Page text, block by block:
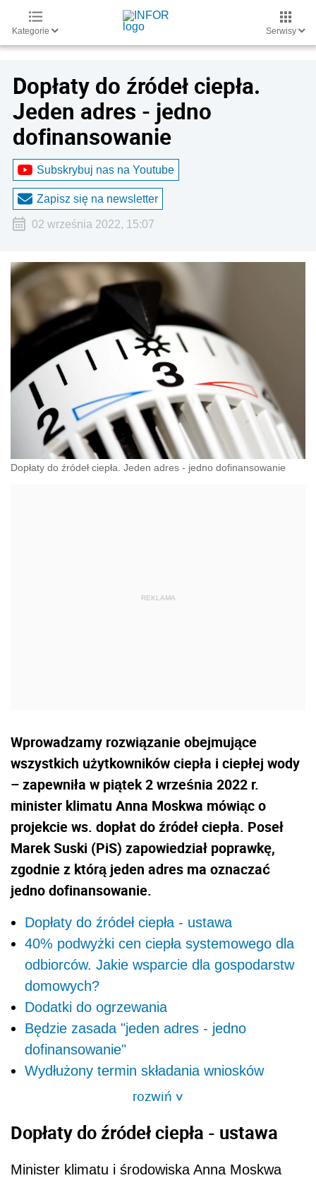
Kategorie Serwisy
Dopłaty do źródeł ciepła.
Jeden adres - jedno
dofinansowanie
Subskrybuj nas na Youtube
Zapisz się na newsletter
02 września 2022, 15:07
Dopłaty do źródeł ciepła. Jeden adres - jedno dofinansowanie
Wprowadzamy rozwiązanie obejmujące
wszystkich użytkowników ciepła i ciepłej wody
– zapewniła w piątek 2 września 2022 r.
minister klimatu Anna Moskwa mówiąc o
projekcie ws. dopłat do źródeł ciepła. Poseł
Marek Suski (PiS) zapowiedział poprawkę,
zgodnie z którą jeden adres ma oznaczać
jedno dofinansowanie.
Dopłaty do źródeł ciepła - ustawa
40% podwyżki cen ciepła systemowego dla
odbiorców. Jakie wsparcie dla gospodarstw
domowych?
Dodatki do ogrzewania
Będzie zasada "jeden adres - jedno
dofinansowanie"
Wydłużony termin składania wniosków
rozwiń>
Dopłaty do źródeł ciepła - ustawa
Minister klimatu i środowiska Anna Moskwa